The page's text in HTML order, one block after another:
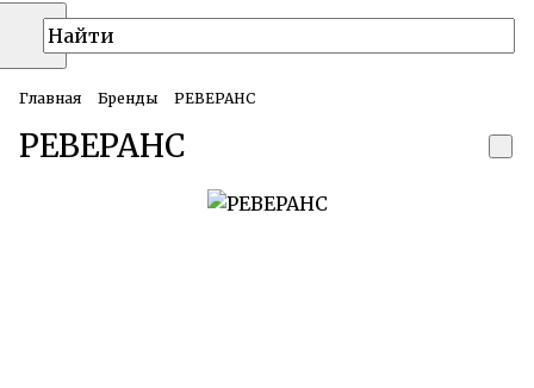
Главная Бренды РЕВЕРАНС
РЕВЕРАНС